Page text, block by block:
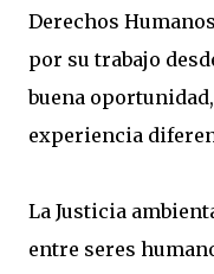
Derechos
por su trabajo
buena
experiencia
La Justicia
entre seres